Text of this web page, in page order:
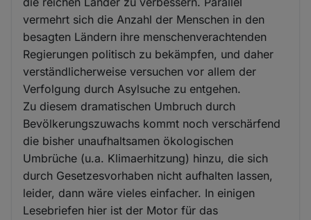
vermehrt sich die Anzahl der Menschen in den
besagten Ländern ihre menschenverachtenden
Regierungen politisch zu bekämpfen, und daher
verständlicherweise versuchen vor allem der
Verfolgung durch Asylsuche zu entgehen.
Zu diesem dramatischen Umbruch durch
Bevölkerungszuwachs kommt noch verschärfend
die bisher unaufhaltsamen ökologischen
Umbrüche (u.a. Klimaerhitzung) hinzu, die sich
durch Gesetzesvorhaben nicht aufhalten lassen,
leider, dann wäre vieles einfacher. In einigen
Lesebriefen hier ist der Motor für das